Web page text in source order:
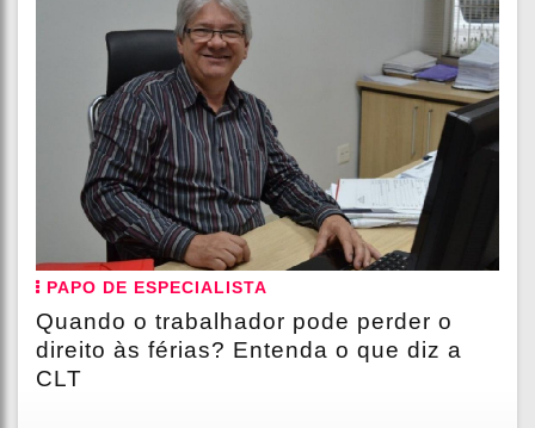
PAPO DE ESPECIALISTA
Quando o trabalhador pode perder o
direito às férias? Entenda o que diz a
CLT